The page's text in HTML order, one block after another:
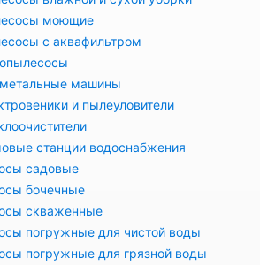
моющие
с аквафильтром
машины
и пылеуловители
станции водоснабжения
садовые
бочечные
скваженные
погружные для чистой воды
погружные для грязной воды